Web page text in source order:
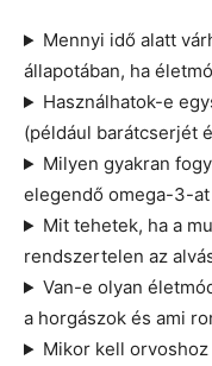
Mennyi idő alatt
állapotában, ha
Használhatok-e
(például barátcserjét
Milyen gyakran
elegendő omega-3-at
Mit tehetek, ha a
rendszertelen az
Van-e olyan
a horgászok és ami
Mikor kell